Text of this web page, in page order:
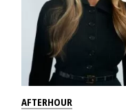
AFTERHOUR